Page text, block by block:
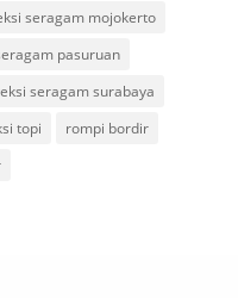
seragam mojokerto
pasuruan
seragam surabaya
topi
rompi bordir